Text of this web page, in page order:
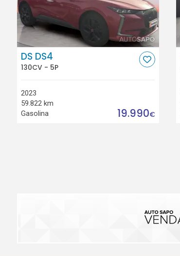
DS DS4
130CV - 5P
2023
59.822 km
Gasolina
19.990€